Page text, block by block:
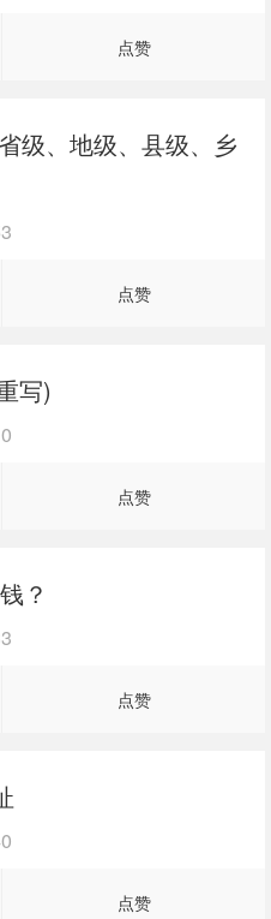
点赞
级、地级、县级、乡
点赞
写)
点赞
？
点赞
点赞